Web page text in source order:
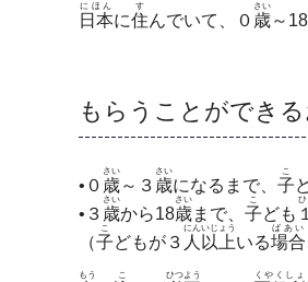
日本
にほん
に住
す
んでいて、０ 歳
さい
～18
もらうことができ
•０ 歳
さい
～３ 歳
さい
になるまで、 子
こ
•３ 歳
さい
から18歳
さい
まで、 子
こ
ども
（子
こ
どもが３ 人以上
にんいじょう
いる場合
ばあい
もう こ ひつよう くやくしょ